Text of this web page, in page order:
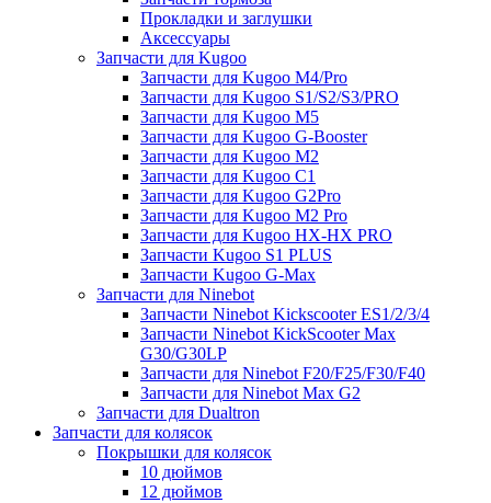
Прокладки и заглушки
Аксессуары
Запчасти для Kugoo
Запчасти для Kugoo M4/Pro
Запчасти для Kugoo S1/S2/S3/PRO
Запчасти для Kugoo M5
Запчасти для Kugoo G-Booster
Запчасти для Kugoo M2
Запчасти для Kugoo C1
Запчасти для Kugoo G2Pro
Запчасти для Kugoo M2 Pro
Запчасти для Kugoo HX-HX PRO
Запчасти Kugoo S1 PLUS
Запчасти Kugoo G-Max
Запчасти для Ninebot
Запчасти Ninebot Kickscooter ES1/2/3/4
Запчасти Ninebot KickScooter Max
G30/G30LP
Запчасти для Ninebot F20/F25/F30/F40
Запчасти для Ninebot Max G2
Запчасти для Dualtron
Запчасти для колясок
Покрышки для колясок
10 дюймов
12 дюймов